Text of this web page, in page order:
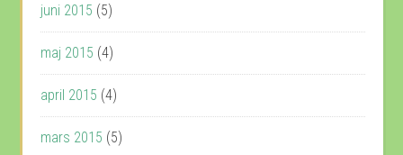
juni 2015 (5)
maj 2015 (4)
april 2015 (4)
mars 2015 (5)